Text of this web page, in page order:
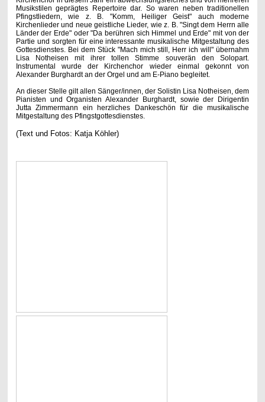
Musikstilen geprägtes Repertoire dar. So waren neben traditionellen
Pfingstliedern, wie z. B. "Komm, Heiliger Geist" auch moderne
Kirchenlieder und neue geistliche Lieder, wie z. B. "Singt dem Herrn alle
Länder der Erde" oder "Da berühren sich Himmel und Erde" mit von der
Partie und sorgten für eine interessante musikalische Mitgestaltung des
Gottesdienstes. Bei dem Stück "Mach mich still, Herr ich will" übernahm
Lisa Notheisen mit ihrer tollen Stimme souverän den Solopart.
Instrumental wurde der Kirchenchor wieder einmal gekonnt von
Alexander Burghardt an der Orgel und am E-Piano begleitet.
An dieser Stelle gilt allen Sänger/innen, der Solistin Lisa Notheisen, dem
Pianisten und Organisten Alexander Burghardt, sowie der Dirigentin
Jutta Zimmermann ein herzliches Dankeschön für die musikalische
Mitgestaltung des Pfingstgottesdienstes.
(Text und Fotos: Katja Köhler)